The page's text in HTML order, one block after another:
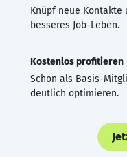
Knüpf neue
besseres Job-Leben.
Kostenlos profitieren
Schon als Basis-
deutlich optimieren.